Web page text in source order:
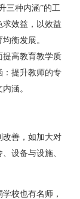
三种内涵”的工
效益，以效益
衡发展。
高教育教学质
：提升教师的专
涵。
善，如加大对
设备与设施、
校也有名师，